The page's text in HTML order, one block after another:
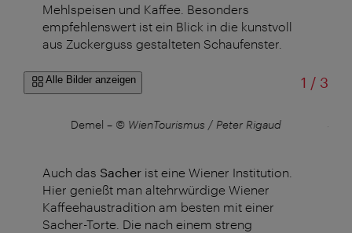
Mehlspeisen und Kaffee. Besonders
empfehlenswert ist ein Blick in die kunstvoll
aus Zuckerguss gestalteten Schaufenster.
Alle Bilder anzeigen 1 /von
3
Demel – © WienTourismus / Peter Rigaud
Auch das Sacher ist eine Wiener Institution.
Hier genießt man altehrwürdige Wiener
Kaffeehaustradition am besten mit einer
Sacher-Torte. Die nach einem streng